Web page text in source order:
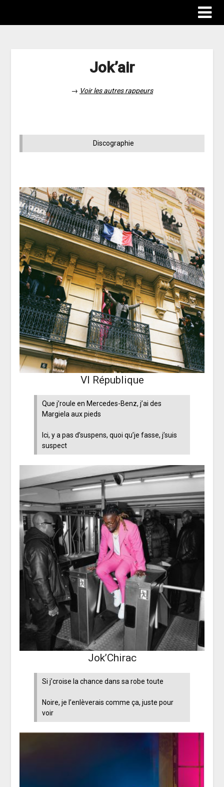
Jok’air
→ Voir les autres rappeurs
Discographie
VI République
Que j’roule en Mercedes-Benz, j’ai des
Margiela aux pieds
Ici, y a pas d’suspens, quoi qu’je fasse, j’suis
suspect
Jok’Chirac
Si j’croise la chance dans sa robe toute
Noire, je l’enlèverais comme ça, juste pour
voir